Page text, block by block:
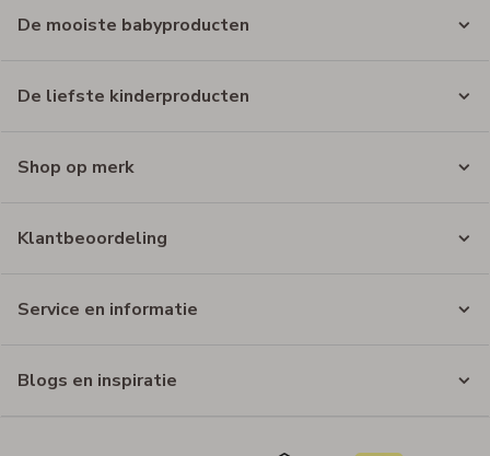
De mooiste babyproducten
De liefste kinderproducten
Shop op merk
Klantbeoordeling
Service en informatie
Blogs en inspiratie